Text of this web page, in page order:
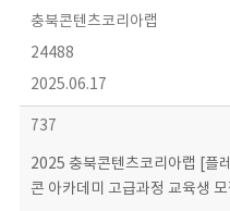
충북콘텐츠코리아랩
24488
2025.06.17
737
2025 충북콘텐츠코리아랩 [플
콘 아카데미 고급과정 교육생 모